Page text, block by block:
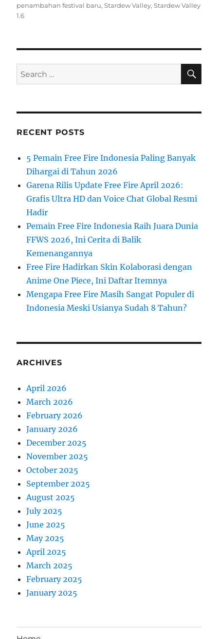
on
penambahan festival baru,Stardew Valley,Stardew Valley
1.6
Search
for:
RECENT POSTS
5 Pemain Free Fire Indonesia Paling Banyak
Dihargai di Tahun 2026
Garena Rilis Update Free Fire April 2026:
Grafis Ultra HD dan Voice Chat Global Resmi
Hadir
Pemain Free Fire Indonesia Raih Juara Dunia
FFWS 2026, Ini Cerita di Balik
Kemenangannya
Free Fire Hadirkan Skin Kolaborasi dengan
Anime One Piece, Ini Daftar Itemnya
Mengapa Free Fire Masih Sangat Populer di
Indonesia Meski Usianya Sudah 8 Tahun?
ARCHIVES
April 2026
March 2026
February 2026
January 2026
December 2025
November 2025
October 2025
September 2025
August 2025
July 2025
June 2025
May 2025
April 2025
March 2025
February 2025
January 2025